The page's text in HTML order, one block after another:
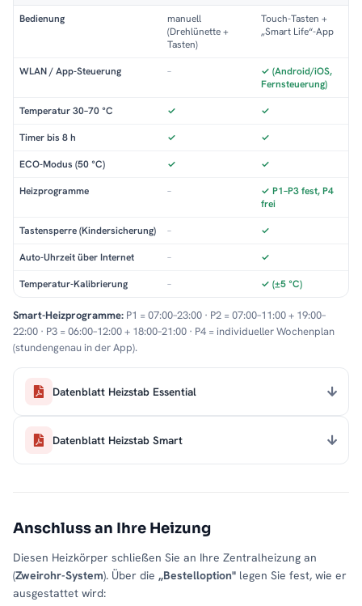
Bedienung
manuell
(Drehlünette +
Tasten)
Touch-Tasten +
„Smart Life“-App
WLAN / App-Steuerung –
✓ (Android/iOS,
Fernsteuerung)
Temperatur 30–70 °C ✓ ✓
Timer bis 8 h ✓ ✓
ECO-Modus (50 °C) ✓ ✓
Heizprogramme –
✓ P1–P3 fest, P4
frei
Tastensperre (Kindersicherung) – ✓
Auto-Uhrzeit über Internet – ✓
Temperatur-Kalibrierung – ✓ (±5 °C)
Smart-Heizprogramme: P1 = 07:00–23:00 · P2 = 07:00–11:00 + 19:00–
22:00 · P3 = 06:00–12:00 + 18:00–21:00 · P4 = individueller Wochenplan
(stundengenau in der App).
Datenblatt Heizstab Essential
Datenblatt Heizstab Smart
Anschluss an Ihre Heizung
Diesen Heizkörper schließen Sie an Ihre Zentralheizung an
(Zweirohr-System). Über die „Bestelloption" legen Sie fest, wie er
ausgestattet wird: